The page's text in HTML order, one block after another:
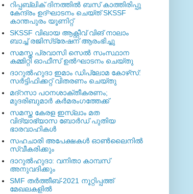
റിപ്പബ്ലിക് ദിനത്തില്‍ ബസ് കാത്തിരിപ്പു
കേന്ദ്രം ഉദ്ഘാടനം ചെയ്ത്‌ SKSSF
കാന്തപുരം യൂണിറ്റ്
SKSSF വിഖായ ആക്റ്റീവ് വിങ് നാലാം
ബാച്ച് രജിസ്‌ട്രേഷന് ആരംഭിച്ചു
സമസ്ത പ്രവാസി സെല്‍ സംസ്ഥാന
കമ്മിറ്റി ഓഫീസ് ഉല്‍ഘാടനം ചെയ്തു
ദാറുല്‍ഹുദാ ഇമാം ഡിപ്ലോമ കോഴ്‌സ്:
സര്‍ട്ടിഫിക്കറ്റ് വിതരണം ചെയ്തു
മദ്‌റസാ പഠനശാക്തീകരണം;
മുദരിബുമാര്‍ കര്‍മരംഗത്തേക്ക്
സമസ്ത കേരള ഇസ്ലാം മത
വിദ്യാഭ്യാസ ബോര്‍ഡ് പുതിയ
ഭാരവാഹികള്‍
സഹചാരി അപേക്ഷകൾ ഓൺലൈനിൽ
സ്വീകരിക്കും
ദാറുല്‍ഹുദാ: വനിതാ കാമ്പസ്
അനുവദിക്കും
SMF തര്‍ത്തീബ്-2021 നൂറ്റിപ്പത്ത്
മേഖലകളില്‍